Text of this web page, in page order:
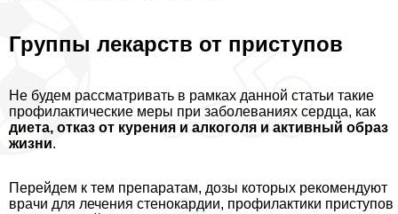
Группы лекарств от приступов
Не будем рассматривать в рамках данной статьи такие
профилактические меры при заболеваниях сердца, как
диета, отказ от курения и алкоголя и активный образ
жизни.
Перейдем к тем препаратам, дозы которых рекомендуют
врачи для лечения стенокардии, профилактики приступов